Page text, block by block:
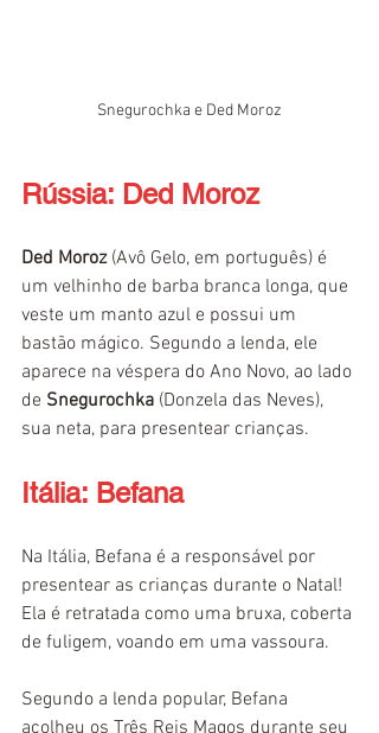
Snegurochka e Ded Moroz
Rússia: Ded Moroz
Ded Moroz (Avô Gelo, em português) é
um velhinho de barba branca longa, que
veste um manto azul e possui um
bastão mágico. Segundo a lenda, ele
aparece na véspera do Ano Novo, ao lado
de Snegurochka (Donzela das Neves),
sua neta, para presentear crianças.
Itália: Befana
Na Itália, Befana é a responsável por
presentear as crianças durante o Natal!
Ela é retratada como uma bruxa, coberta
de fuligem, voando em uma vassoura.
Segundo a lenda popular, Befana